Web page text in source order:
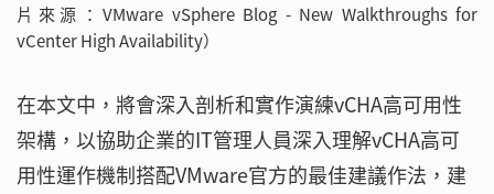
片來源：VMware vSphere Blog - New Walkthroughs for
vCenter High Availability）
在本文中，將會深入剖析和實作演練vCHA高可用性
架構，以協助企業的IT管理人員深入理解vCHA高可
用性運作機制搭配VMware官方的最佳建議作法，建